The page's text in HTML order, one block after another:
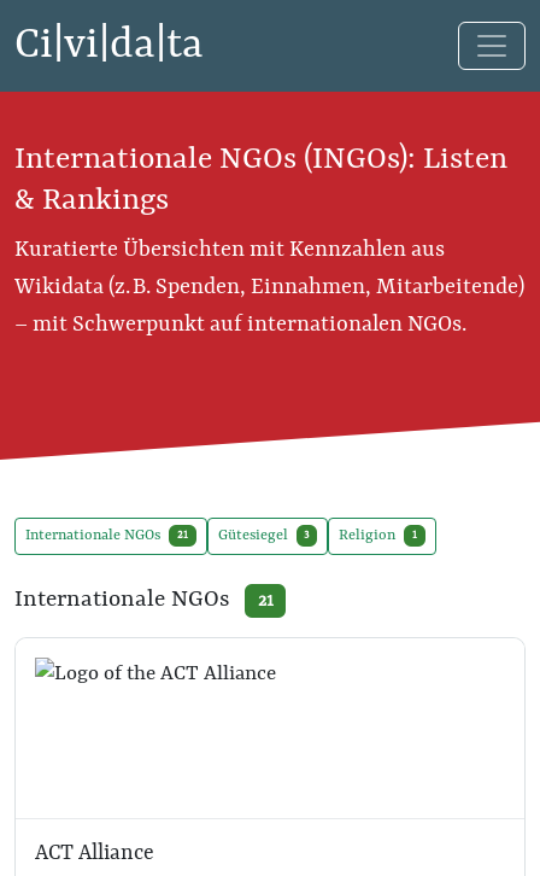
Ci|vi|da|ta
Internationale NGOs (INGOs): Listen
& Rankings
Kuratierte Übersichten mit Kennzahlen aus
Wikidata (z. B. Spenden, Einnahmen, Mitarbeitende)
– mit Schwerpunkt auf internationalen NGOs.
Internationale NGOs 21 Gütesiegel 3 Religion 1
Internationale NGOs 21
ACT Alliance